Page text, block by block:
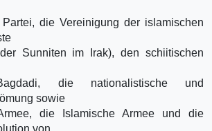
Partei, die Vereinigung der islamischen
Sunniten im Irak), den schiitischen
die nationalistische und
sowie
die Islamische Armee und die
von